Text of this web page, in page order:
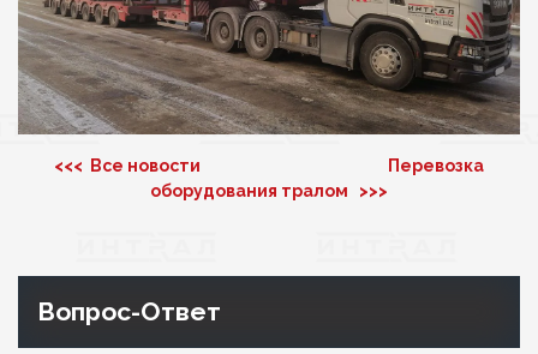
<<< Все новости
Перевозка
оборудования тралом >>>
Вопрос-Ответ